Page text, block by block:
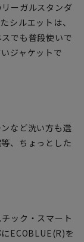
ーガルスタンダ
シルエットは、
でも普段使いで
ジャケットで
など洗い方も選
、ちょっとした
ック・スマート
ECOBLUE(R)を